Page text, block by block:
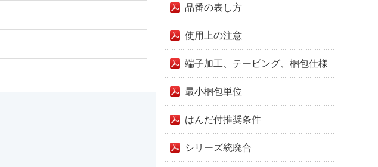
品番の表し方
使用上の注意
端子加工、テーピング、梱包仕様
最小梱包単位
はんだ付推奨条件
シリーズ統廃合